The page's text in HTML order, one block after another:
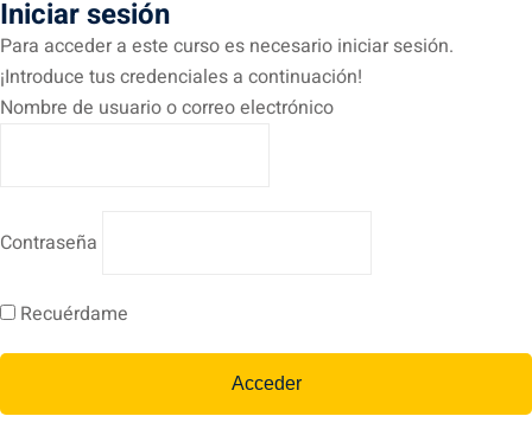
Iniciar sesión
Para acceder a este curso es necesario iniciar sesión.
¡Introduce tus credenciales a continuación!
Nombre de usuario o correo electrónico
Contraseña
Recuérdame